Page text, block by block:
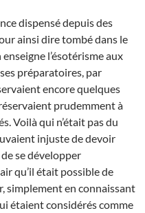
dispensé depuis des
ainsi dire tombé dans le
l’ésotérisme aux
préparatoires, par
encore quelques
prudemment à
Voilà qui n’était pas du
injuste de devoir
se développer
qu’il était possible de
simplement en connaissant
étaient considérés comme